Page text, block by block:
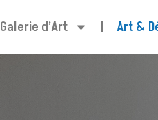
Galerie d’Art Art &